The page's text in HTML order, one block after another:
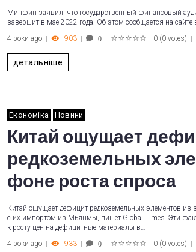
Минфин заявил, что государственный финансовый
завершит в мае 2022 года. Об этом сообщается на сайте
4 роки ago
903 0 0 (0 votes)
детальніше
Економіка Новини
Китай ощущает
редкоземельных
фоне роста спроса
Китай ощущает дефицит редкоземельных элементов из-
с их импортом из Мьянмы, пишет Global Times. Эти
к росту цен на дефицитные материалы в…
4 роки ago
933 0 0 (0 votes)